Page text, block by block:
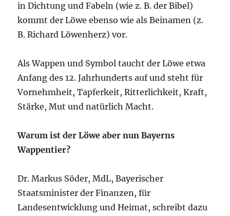
in Dichtung und Fabeln (wie z. B. der Bibel)
kommt der Löwe ebenso wie als Beinamen (z.
B. Richard Löwenherz) vor.
Als Wappen und Symbol taucht der Löwe etwa
Anfang des 12. Jahrhunderts auf und steht für
Vornehmheit, Tapferkeit, Ritterlichkeit, Kraft,
Stärke, Mut und natürlich Macht.
Warum ist der Löwe aber nun Bayerns
Wappentier?
Dr. Markus Söder, MdL, Bayerischer
Staatsminister der Finanzen, für
Landesentwicklung und Heimat, schreibt dazu